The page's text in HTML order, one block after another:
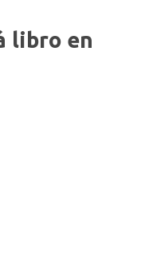
libro en